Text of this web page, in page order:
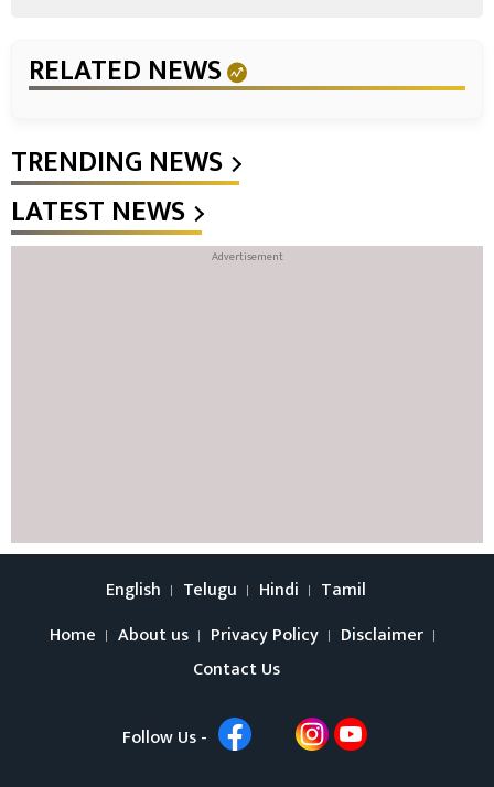
RELATED NEWS
TRENDING NEWS
LATEST NEWS
English Telugu Hindi
Tamil
Home
About us Privacy Policy
Disclaimer
Contact Us
Follow Us -